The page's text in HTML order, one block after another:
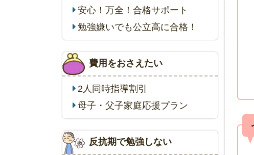
安心！万全！合格サポート
勉強嫌いでも公立高に合格！
費用をおさえたい
2人同時指導割引
母子・父子家庭応援プラン
反抗期で勉強しない